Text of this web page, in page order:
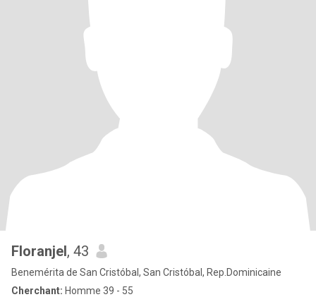
Floranjel, 43
Benemérita de San Cristóbal, San Cristóbal, Rep.Dominicaine
Cherchant: Homme 39 - 55